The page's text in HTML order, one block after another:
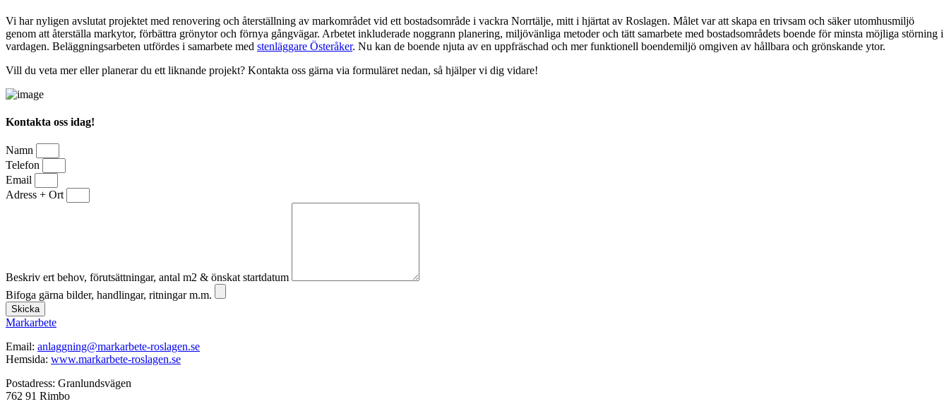
Vi har nyligen avslutat projektet med renovering och återställning av markområdet vid ett bostadsområde i vackra Norrtälje, mitt i hjärtat av Roslagen. Målet var att skapa en trivsam och säker utomhusmiljö
genom att återställa markytor, förbättra grönytor och förnya gångvägar. Arbetet inkluderade noggrann planering, miljövänliga metoder och tätt samarbete med bostadsområdets boende för minsta möjliga störning i
vardagen. Beläggningsarbeten utfördes i samarbete med stenläggare Österåker. Nu kan de boende njuta av en uppfräschad och mer funktionell boendemiljö omgiven av hållbara och grönskande ytor.
Vill du veta mer eller planerar du ett liknande projekt? Kontakta oss gärna via formuläret nedan, så hjälper vi dig vidare!
Kontakta oss idag!
Namn
Telefon
Email
Adress + Ort
Beskriv ert behov, förutsättningar, antal m2 & önskat startdatum
Bifoga gärna bilder, handlingar, ritningar m.m.
Skicka
Markarbete
Email: anlaggning@markarbete-roslagen.se
Hemsida: www.markarbete-roslagen.se
Postadress: Granlundsvägen
762 91 Rimbo